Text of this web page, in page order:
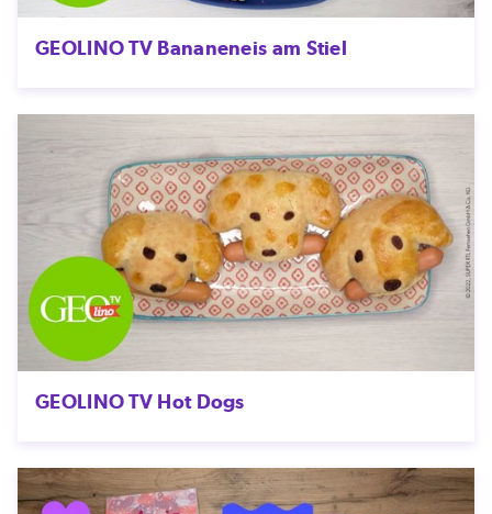
GEOLINO TV Bananeneis am Stiel
GEOLINO TV Hot Dogs